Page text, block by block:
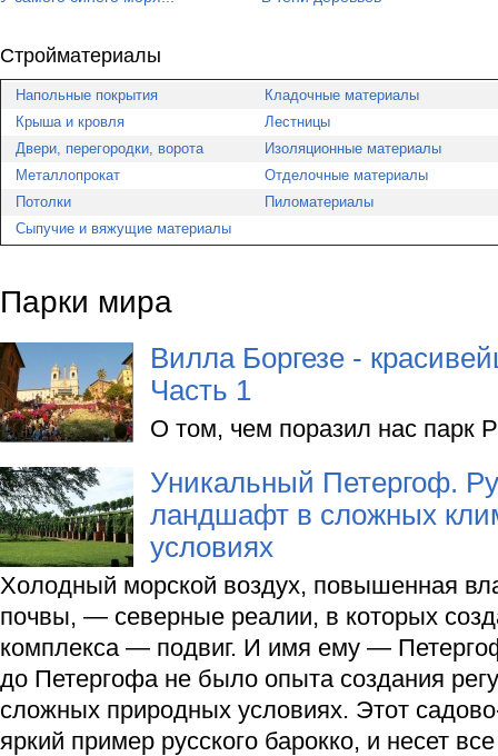
Стройматериалы
Напольные покрытия
Кладочные материалы
Крыша и кровля
Лестницы
Двери, перегородки, ворота
Изоляционные материалы
Металлопрокат
Отделочные материалы
Потолки
Пиломатериалы
Сыпучие и вяжущие материалы
Парки мира
Вилла Боргезе -
Часть 1
О том, чем поразил нас парк
Уникальный Петергоф.
ландшафт в сложных
условиях
Холодный морской воздух, повышенная
почвы, — северные реалии, в которых
комплекса — подвиг. И имя ему —
до Петергофа не было опыта создания
сложных природных условиях. Этот
яркий пример русского барокко, и несет